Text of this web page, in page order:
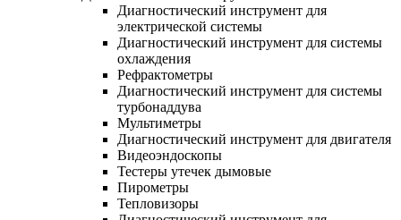
Диагностический инструмент для
электрической системы
Диагностический инструмент для системы
охлаждения
Рефрактометры
Диагностический инструмент для системы
турбонаддува
Мультиметры
Диагностический инструмент для двигателя
Видеоэндоскопы
Тестеры утечек дымовые
Пирометры
Тепловизоры